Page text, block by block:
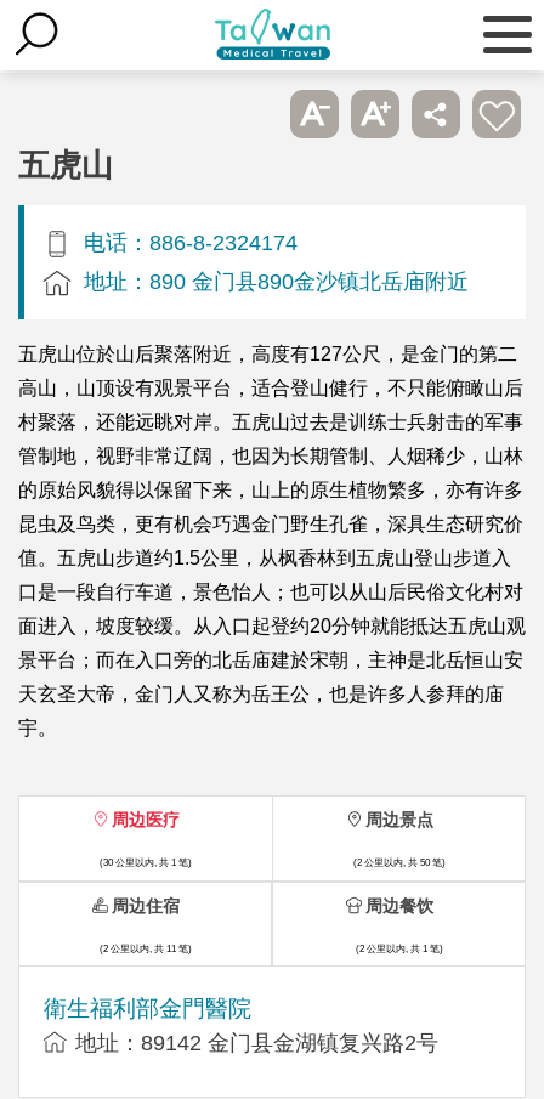
五虎山
电话：886-8-2324174
地址：890 金门县890金沙镇北岳庙附近
五虎山位於山后聚落附近，高度有127公尺，是金门的第二
高山，山顶设有观景平台，适合登山健行，不只能俯瞰山后
村聚落，还能远眺对岸。五虎山过去是训练士兵射击的军事
管制地，视野非常辽阔，也因为长期管制、人烟稀少，山林
的原始风貌得以保留下来，山上的原生植物繁多，亦有许多
昆虫及鸟类，更有机会巧遇金门野生孔雀，深具生态研究价
值。五虎山步道约1.5公里，从枫香林到五虎山登山步道入
口是一段自行车道，景色怡人；也可以从山后民俗文化村对
面进入，坡度较缓。从入口起登约20分钟就能抵达五虎山观
景平台；而在入口旁的北岳庙建於宋朝，主神是北岳恒山安
天玄圣大帝，金门人又称为岳王公，也是许多人参拜的庙
宇。
周边医疗
(30 公里以内, 共 1 笔)
衛生福利部金門醫院
地址：89142 金门县金湖镇复兴路2号
周边景点
(2 公里以内, 共 50 笔)
周边住宿
(2 公里以内, 共 11 笔)
周边餐饮
(2 公里以内, 共 1 笔)